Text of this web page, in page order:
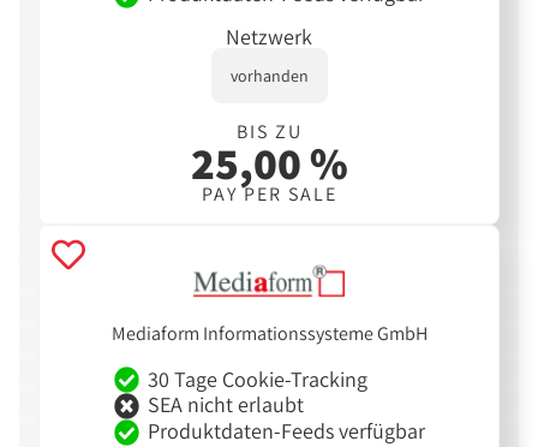
Netzwerk
vorhanden
BIS ZU
25,00 %
PAY PER SALE
Mediaform Informationssysteme GmbH
30 Tage Cookie-Tracking
SEA nicht erlaubt
Produktdaten-Feeds verfügbar